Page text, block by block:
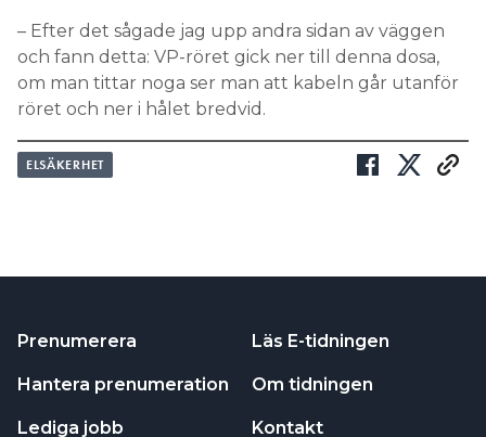
– Efter det sågade jag upp andra sidan av väggen
och fann detta: VP-röret gick ner till denna dosa,
om man tittar noga ser man att kabeln går utanför
röret och ner i hålet bredvid.
ELSÄKERHET
Prenumerera
Hantera prenumeration
Lediga jobb
Läs E-tidningen
Om tidningen
Kontakt